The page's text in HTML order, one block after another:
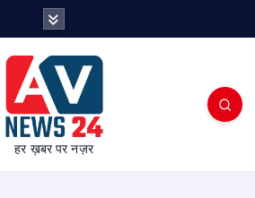
हर ख़बर पर नज़र